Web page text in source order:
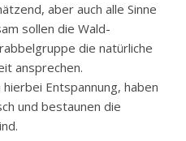
aber auch alle Sinne
sollen die Wald-
die natürliche
ansprechen.
Entspannung, haben
und bestaunen die